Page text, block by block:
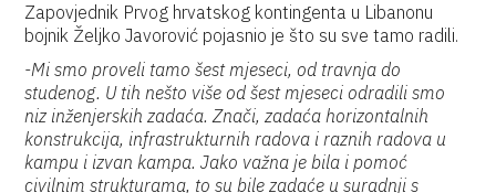
Zapovjednik Prvog hrvatskog kontingenta u Libanonu
bojnik Željko Javorović pojasnio je što su sve tamo radili.
-Mi smo proveli tamo šest mjeseci, od travnja do
studenog. U tih nešto više od šest mjeseci odradili smo
niz inženjerskih zadaća. Znači, zadaća horizontalnih
konstrukcija, infrastrukturnih radova i raznih radova u
kampu i izvan kampa. Jako važna je bila i pomoć
civilnim strukturama, to su bile zadaće u suradnji s